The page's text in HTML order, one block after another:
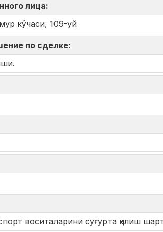
лица:
кўчаси, 109-уй
по сделке:
воситаларини суғурта қилиш